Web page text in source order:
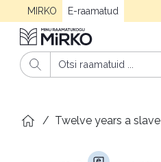
MIRKO E-raamatud
/ Twelve years a slave